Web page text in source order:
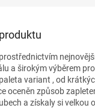
a širokým výběrem
variant , od
oceněn způsob
a získaly si velkou